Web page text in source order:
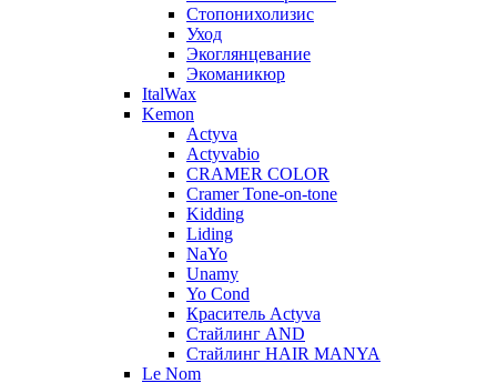
Стопонихолизис
Уход
Экоглянцевание
Экоманикюр
ItalWax
Kemon
Actyva
Actyvabio
CRAMER COLOR
Cramer Tone-on-tone
Kidding
Liding
NaYo
Unamy
Yo Cond
Краситель Actyva
Стайлинг AND
Стайлинг HAIR MANYA
Le Nom